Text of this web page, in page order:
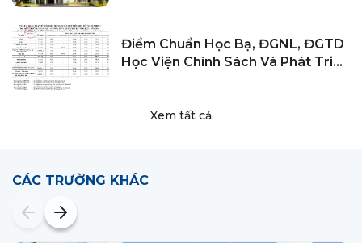
Điểm Chuẩn Học Bạ, ĐGNL, ĐGTD
Học Viện Chính Sách Và Phát Triển
Xem tất cả
CÁC TRƯỜNG KHÁC